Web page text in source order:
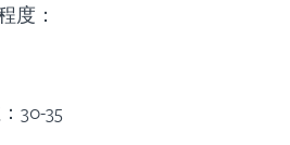
度：
30-35